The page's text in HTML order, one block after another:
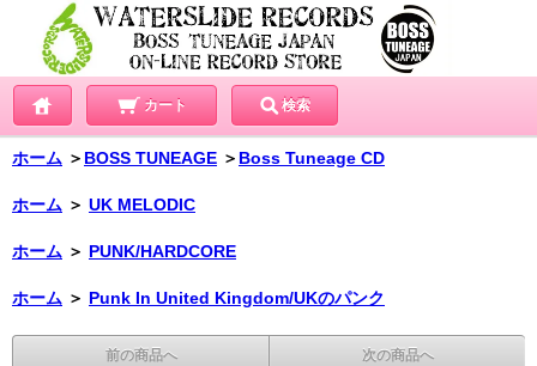
カート 検索
ホーム ＞ BOSS TUNEAGE ＞ Boss Tuneage CD
ホーム ＞ UK MELODIC
ホーム ＞ PUNK/HARDCORE
ホーム ＞ Punk In United Kingdom/UKのパンク
前の商品へ 次の商品へ